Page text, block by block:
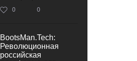
0 0
BootsMan.Tech:
Революционная
российская